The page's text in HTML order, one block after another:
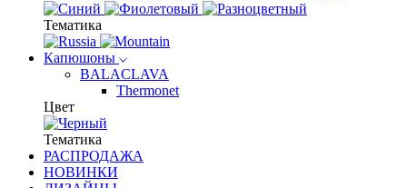
Тематика
Капюшоны
BALACLAVA
Thermonet
Цвет
Тематика
РАСПРОДАЖА
НОВИНКИ